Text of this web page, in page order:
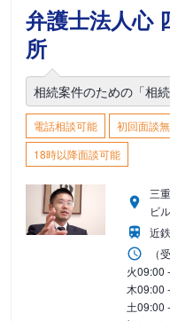
弁護士法人心
所
相続案件のための「相
電話相談可能 初回面談
18時以降面談可能
三
ビ
近
（
火09:00
木09:00
土09:00